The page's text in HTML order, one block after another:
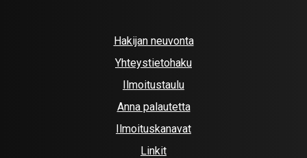
Hakijan neuvonta
Yhteystietohaku
Ilmoitustaulu
Anna palautetta
Ilmoituskanavat
Linkit